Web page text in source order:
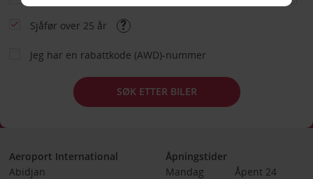
Sjåfør over 25 år
Jeg har en rabattkode (AWD)-nummer
SØK ETTER BILER
Aeroport International
Abidjan
Åpningstider
Mandag
Åpent 24